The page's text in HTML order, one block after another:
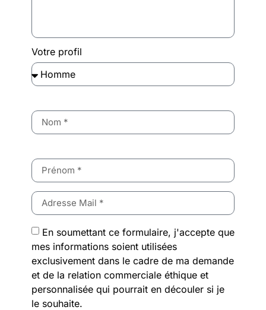
Votre profil
En soumettant ce formulaire, j'accepte que
mes informations soient utilisées
exclusivement dans le cadre de ma demande
et de la relation commerciale éthique et
personnalisée qui pourrait en découler si je
le souhaite.